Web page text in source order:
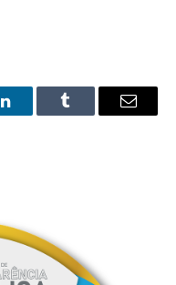
LinkedInTumblr
E-